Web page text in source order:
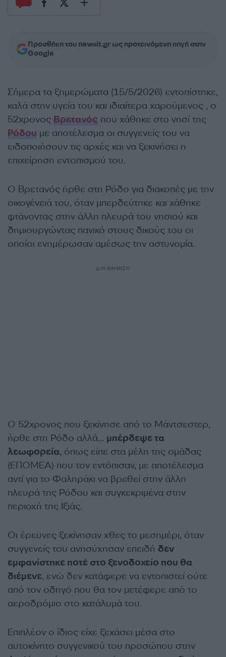
Προσθήκη του newsit.gr ως προτεινόμενη πηγή στην
Google
Σήμερα τα ξημερώματα (15/5/2026) εντοπίστηκε,
καλά στην υγεία του και ιδιαίτερα χαρούμενος , ο
52χρονος Βρετανός που χάθηκε στο νησί της
Ρόδου με αποτέλεσμα οι συγγενείς του να
ειδοποιήσουν τις αρχές και να ξεκινήσει η
επιχείρηση εντοπισμού του.
Ο Βρετανός ήρθε στη Ρόδο για διακοπές με την
οικογένειά του, όταν μπερδεύτηκε και χάθηκε
φτάνοντας στην άλλη πλευρά του νησιού και
δημιουργώντας πανικό στους δικούς του οι
οποίοι ενημέρωσαν αμέσως την αστυνομία.
ΔΙΑΦΗΜΙΣΗ
Ο 52χρονος που ξεκίνησε από το Μάντσεστερ,
ήρθε στη Ρόδο αλλά… μπέρδεψε τα
λεωφορεία, όπως είπε στα μέλη της ομάδας
(ΕΠΟΜΕΑ) που τον εντόπισαν, με αποτέλεσμα
αντί για το Φαληράκι να βρεθεί στην άλλη
πλευρά της Ρόδου και συγκεκριμένα στην
περιοχή της Ιξιάς.
Οι έρευνες ξεκίνησαν χθες το μεσημέρι, όταν
συγγενείς του ανησύχησαν επειδή δεν
εμφανίστηκε ποτέ στο ξενοδοχείο που θα
διέμενε, ενώ δεν κατάφερε να εντοπιστεί ούτε
από τον οδηγό που θα τον μετέφερε από το
αεροδρόμιο στο κατάλυμά του.
Επιπλέον ο ίδιος είχε ξεχάσει μέσα στο
αυτοκίνητο συγγενικού του προσώπου στην